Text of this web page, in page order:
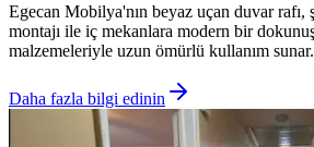
Egecan Mobilya'nın beyaz uçan duvar rafı,
montajı ile iç mekanlara modern bir
malzemeleriyle uzun ömürlü kullanım sunar.
Daha fazla bilgi edinin